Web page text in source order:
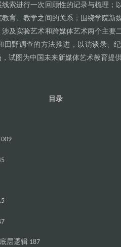
索进行一次回顾性的记录与梳理 ；
教育、教学之间的关系； 围绕学院新
涉及实验艺术和跨媒体艺术两个主要
田野调查的方法推进 ， 以访谈录、
， 试图为中国未来新媒体艺术教育提
目录
009
层逻辑187